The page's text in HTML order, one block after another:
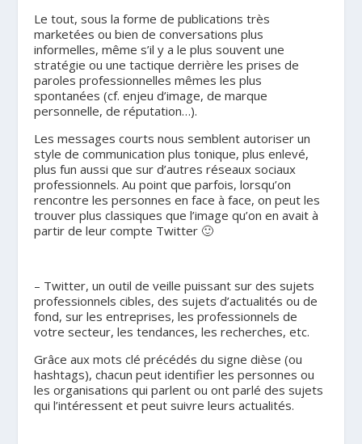
Le tout, sous la forme de publications très
marketées ou bien de conversations plus
informelles, même s’il y a le plus souvent une
stratégie ou une tactique derrière les prises de
paroles professionnelles mêmes les plus
spontanées (cf. enjeu d’image, de marque
personnelle, de réputation…).
Les messages courts nous semblent autoriser un
style de communication plus tonique, plus enlevé,
plus fun aussi que sur d’autres réseaux sociaux
professionnels. Au point que parfois, lorsqu’on
rencontre les personnes en face à face, on peut les
trouver plus classiques que l’image qu’on en avait à
partir de leur compte Twitter 🙂
– Twitter, un outil de veille puissant sur des sujets
professionnels cibles, des sujets d’actualités ou de
fond, sur les entreprises, les professionnels de
votre secteur, les tendances, les recherches, etc.
Grâce aux mots clé précédés du signe dièse (ou
hashtags), chacun peut identifier les personnes ou
les organisations qui parlent ou ont parlé des sujets
qui l’intéressent et peut suivre leurs actualités.